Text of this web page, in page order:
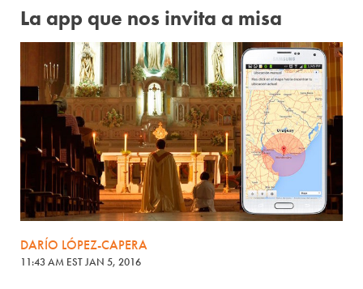
La app que nos invita a misa
DARÍO LÓPEZ-CAPERA
11:43 AM EST JAN 5, 2016